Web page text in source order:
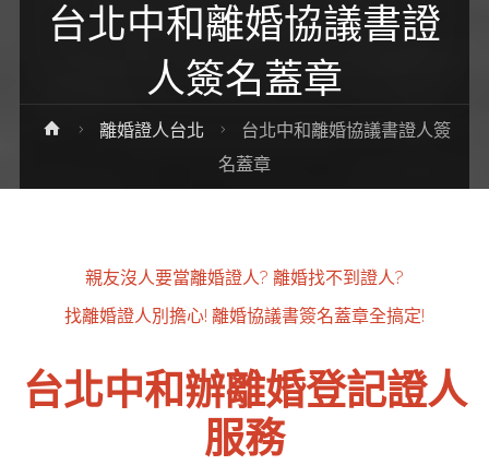
台北中和離婚協議書證
人簽名蓋章
Home離婚證人台北
台北中和離婚協議書證人簽
名蓋章
親友沒人要當離婚證人? 離婚找不到證人?
找離婚證人別擔心! 離婚協議書簽名蓋章全搞定!
台北中和辦離婚登記證人
服務